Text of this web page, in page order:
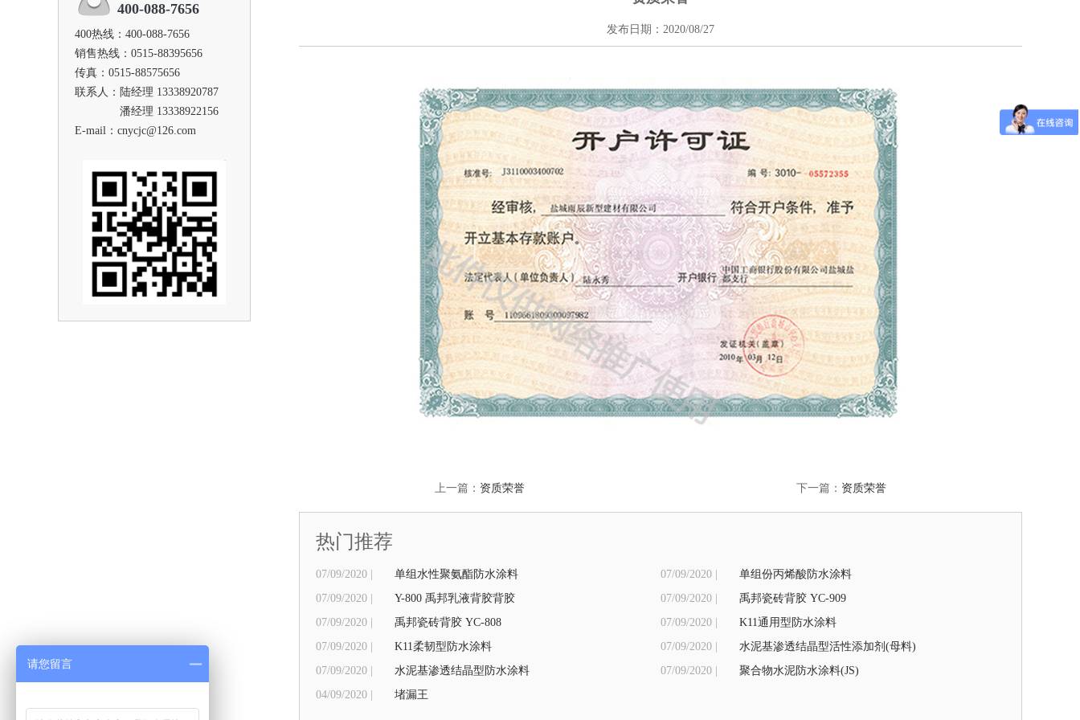
400-088-7656
400热线：400-088-7656
销售热线：0515-88395656
传真：0515-88575656
联系人：陆经理 13338920787
潘经理 13338922156
E-mail：cnycjc@126.com
发布日期：2020/08/27
上一篇： 资质荣誉 下一篇： 资质荣誉
热门推荐
07/09/2020 | 单组水性聚氨酯防水涂料 07/09/2020 |
单组份丙烯酸防水涂料
07/09/2020 |
Y-800 禹邦乳液背胶背胶 07/09/2020 |
禹邦瓷砖背胶 YC-909
07/09/2020 |
禹邦瓷砖背胶 YC-808 07/09/2020 |
K11通用型防水涂料
07/09/2020 |
K11柔韧型防水涂料 07/09/2020 |
水泥基渗透结晶型活性添加剂(母料)
07/09/2020 |
水泥基渗透结晶型防水涂料 07/09/2020 |
聚合物水泥防水涂料(JS)
04/09/2020 |
堵漏王
请您留言